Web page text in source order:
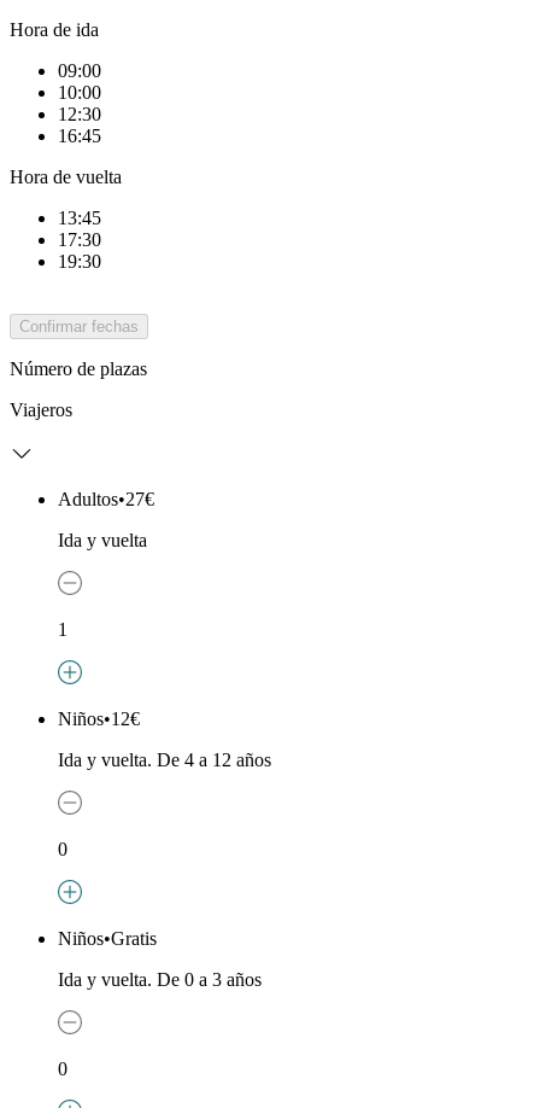
Hora de ida
09:00
10:00
12:30
16:45
Hora de vuelta
13:45
17:30
19:30
Confirmar fechas
Número de plazas
Viajeros
Adultos•27€
Ida y vuelta
1
Niños•12€
Ida y vuelta. De 4 a 12 años
0
Niños•Gratis
Ida y vuelta. De 0 a 3 años
0